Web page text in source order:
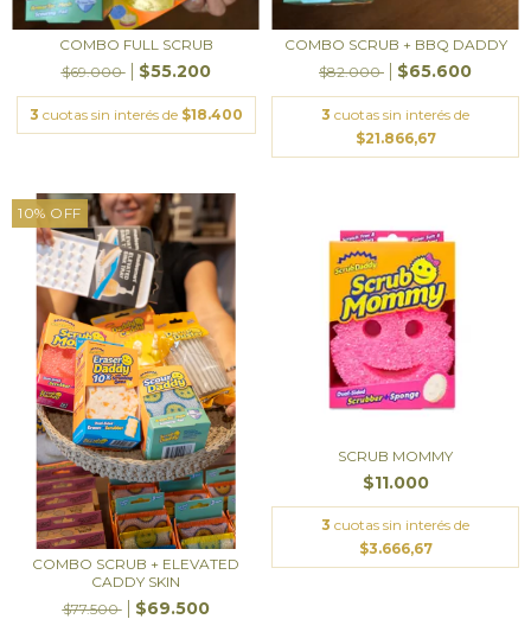
COMBO FULL SCRUB
$69.000
$55.200
3 cuotas sin interés de $18.400
COMBO SCRUB + BBQ DADDY
$82.000
$65.600
3 cuotas sin interés de
$21.866,67
10% OFF
COMBO SCRUB + ELEVATED
CADDY SKIN
$77.500
$69.500
SCRUB MOMMY
$11.000
3 cuotas sin interés de
$3.666,67